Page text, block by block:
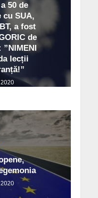
50 de
SUA,
a fost
de
”NIMENI
lecții